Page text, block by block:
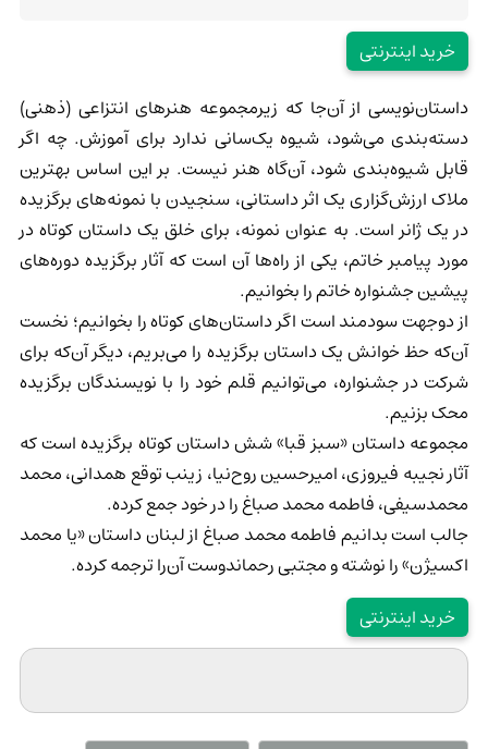
خرید اینترنتی
داستان‌نویسی از آن‌جا که زیرمجموعه هنرهای انتزاعی (ذهنی)
دسته‌بندی می‌شود، شیوه یک‌سانی ندارد برای آموزش. چه اگر
قابل شیوه‌بندی شود، آن‌گاه هنر نیست. بر این اساس بهترین
ملاک ارزش‌گزاری یک اثر داستانی، سنجیدن با نمونه‌های برگزیده
در یک ژانر است. به عنوان نمونه، برای خلق یک داستان کوتاه در
مورد پیامبر خاتم، یکی از راه‌ها آن است که آثار برگزیده دوره‌های
پیشین جشنواره خاتم را بخوانیم.
از دوجهت سودمند است اگر داستان‌های کوتاه را بخوانیم؛ نخست
آن‌که حظ خوانش یک داستان برگزیده را می‌بریم، دیگر آن‌که برای
شرکت در جشنواره، می‌توانیم قلم خود را با نویسندگان برگزیده
محک بزنیم.
مجموعه داستان «سبز قبا» شش داستان کوتاه برگزیده است که
آثار نجیبه فیروزی، امیرحسین روح‌نیا، زینب توقع همدانی، محمد
محمدسیفی، فاطمه محمد صباغ را در خود جمع کرده.
جالب است بدانیم فاطمه محمد صباغ از لبنان داستان «یا محمد
اکسیژن» را نوشته و مجتبی رحماندوست آن‌را ترجمه کرده.
خرید اینترنتی